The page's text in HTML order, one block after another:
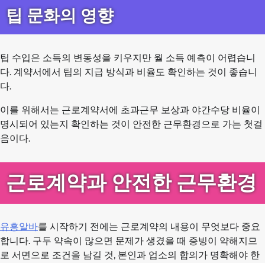
팁 문화의 영향
팁 수입은 소득의 변동성을 키우지만 월 소득 예측이 어렵습니
다. 계약서에서 팁의 지급 방식과 비율도 확인하는 것이 좋습니
다.
이를 위해서는 근로계약서에 초과근무 보상과 야간수당 비율이
명시되어 있는지 확인하는 것이 안전한 근무환경으로 가는 첫걸
음이다.
근로계약과 안전한 근무환경
유흥알바를 시작하기 전에는 근로계약의 내용이 무엇보다 중요
합니다. 구두 약속이 많으면 문제가 생겼을 때 증빙이 약해지므
로 서면으로 조건을 남길 것, 본인과 업소의 합의가 명확해야 한